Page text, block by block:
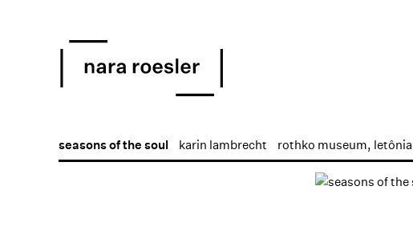
seasons of the soul karin lambrecht rothko museum, letônia